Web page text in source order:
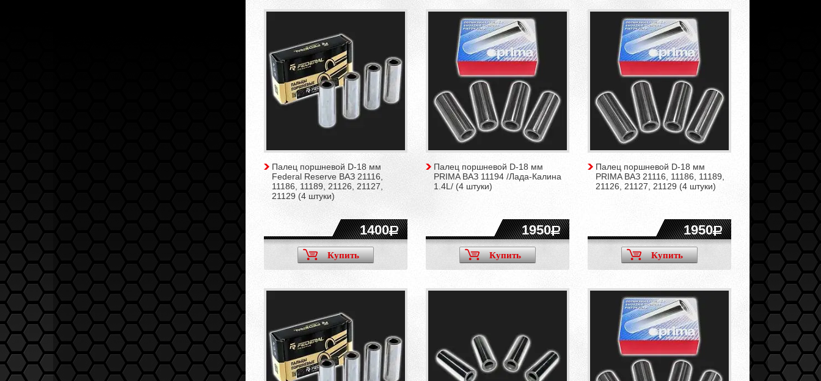
Палец поршневой D-18 мм
Federal Reserve ВАЗ 21116,
11186, 11189, 21126, 21127,
21129 (4 штуки)
1400
Купить
Палец поршневой D-18 мм
PRIMA ВАЗ 11194 /Лада-Калина
1.4L/ (4 штуки)
1950
Купить
Палец поршневой D-18 мм
PRIMA ВАЗ 21116, 11186, 11189,
21126, 21127, 21129 (4 штуки)
1950
Купить